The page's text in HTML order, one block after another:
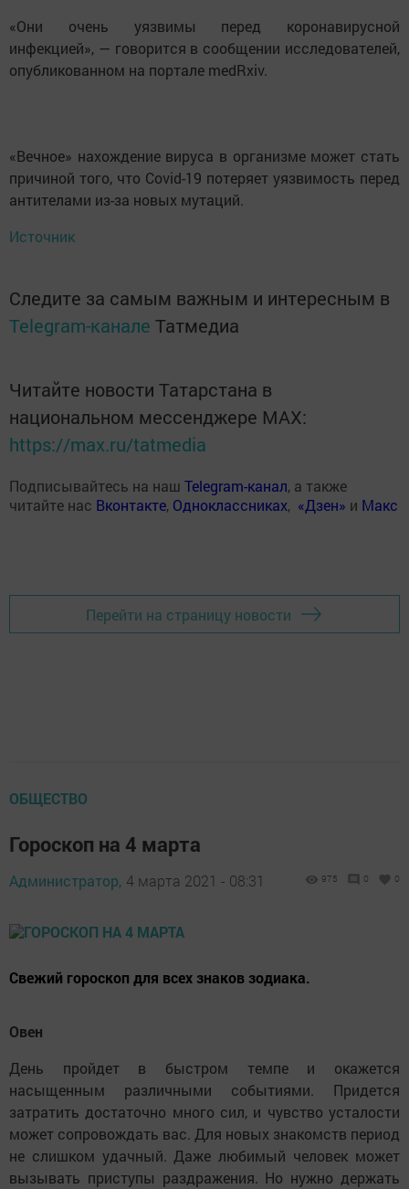
«Они очень уязвимы перед коронавирусной
инфекцией», — говорится в сообщении исследователей,
опубликованном на портале medRxiv.
«Вечное» нахождение вируса в организме может стать
причиной того, что Covid-19 потеряет уязвимость перед
антителами из-за новых мутаций.
Источник
Следите за самым важным и интересным в
Telegram-канале Татмедиа
Читайте новости Татарстана в
национальном мессенджере MАХ:
https://max.ru/tatmedia
Подписывайтесь на наш Telegram-канал, а также
читайте нас Вконтакте, Одноклассниках, «Дзен» и Макс
Перейти на страницу новости
ОБЩЕСТВО
Гороскоп на 4 марта
Администратор, 4 марта 2021 - 08:31 975 0 0
Свежий гороскоп для всех знаков зодиака.
Овен
День пройдет в быстром темпе и окажется
насыщенным различными событиями. Придется
затратить достаточно много сил, и чувство усталости
может сопровождать вас. Для новых знакомств период
не слишком удачный. Даже любимый человек может
вызывать приступы раздражения. Но нужно держать